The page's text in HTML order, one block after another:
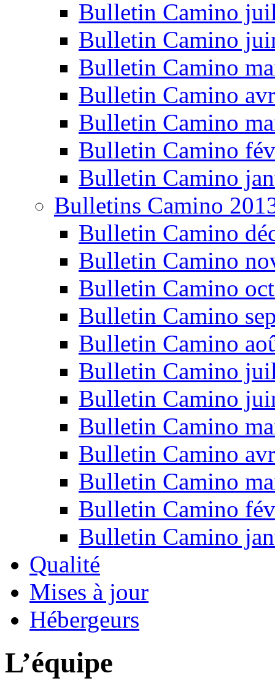
Bulletin Camino
Bulletin Camino
Bulletin Camino
Bulletin Camino
Bulletin Camino
Bulletin Camino
Bulletin Camino
Bulletins Camino
Bulletin Camino
Bulletin Camino
Bulletin Camino
Bulletin Camino
Bulletin Camino
Bulletin Camino
Bulletin Camino
Bulletin Camino
Bulletin Camino
Bulletin Camino
Bulletin Camino
Bulletin Camino
Qualité
Mises à jour
Hébergeurs
L’équipe